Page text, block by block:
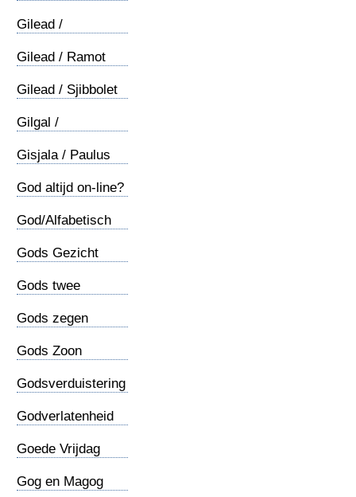
Gilead /
Gilead / Ramot
Gilead / Sjibbolet
Gilgal /
Gisjala / Paulus
God altijd on-line?
God/Alfabetisch
Gods Gezicht
Gods twee
Gods zegen
Gods Zoon
Godsverduistering
Godverlatenheid
Goede Vrijdag
Gog en Magog